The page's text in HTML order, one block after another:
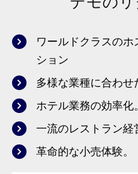
ワールドクラスの
ション
多様な業種に合わ
ホテル業務の効率化。
一流のレストラン経
革命的な小売体験。